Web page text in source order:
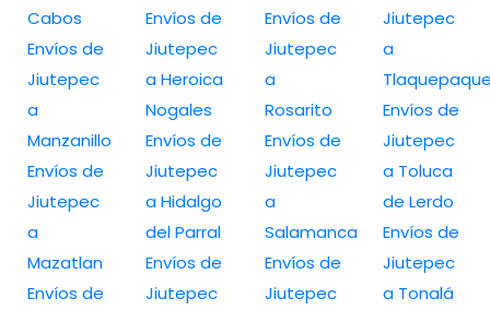
Cabos
Envíos de
Jiutepec
a
Manzanillo
Envíos de
Jiutepec
a
Mazatlan
Envíos de
Envíos de
Jiutepec
a Heroica
Nogales
Envíos de
Jiutepec
a Hidalgo
del Parral
Envíos de
Jiutepec
Envíos de
Jiutepec
a
Rosarito
Envíos de
Jiutepec
a
Salamanca
Envíos de
Jiutepec
Jiutepec
a
Envíos de
Jiutepec
a Toluca
de Lerdo
Envíos de
Jiutepec
a Tonalá